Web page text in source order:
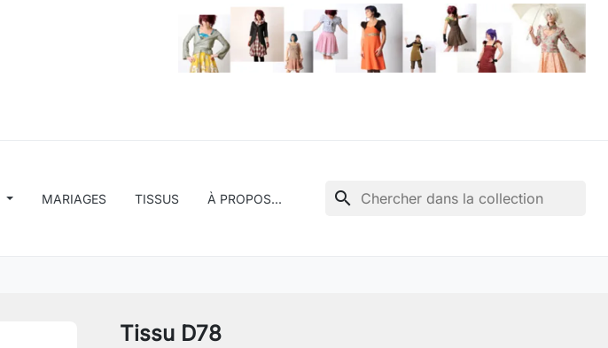
MARIAGES TISSUS À PROPOS... search
Tissu D78